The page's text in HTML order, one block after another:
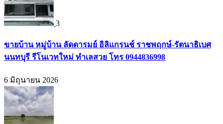
3
ขายบ้าน หมู่บ้าน ลัดดารมย์ อิลิแกรนช์ ราชพฤกษ์-รัตนาธิเบศ
นนทบุรี รีโนเวทใหม่ ทำเลสวย โทร 0944836998
6 มิถุนายน 2026